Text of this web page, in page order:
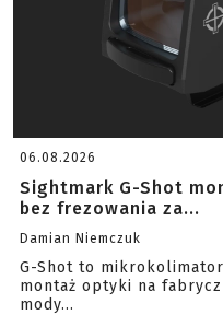
06.08.2026
Sightmark G-Shot
bez frezowania za...
Damian Niemczuk
G-Shot to
montaż optyki na
mody...